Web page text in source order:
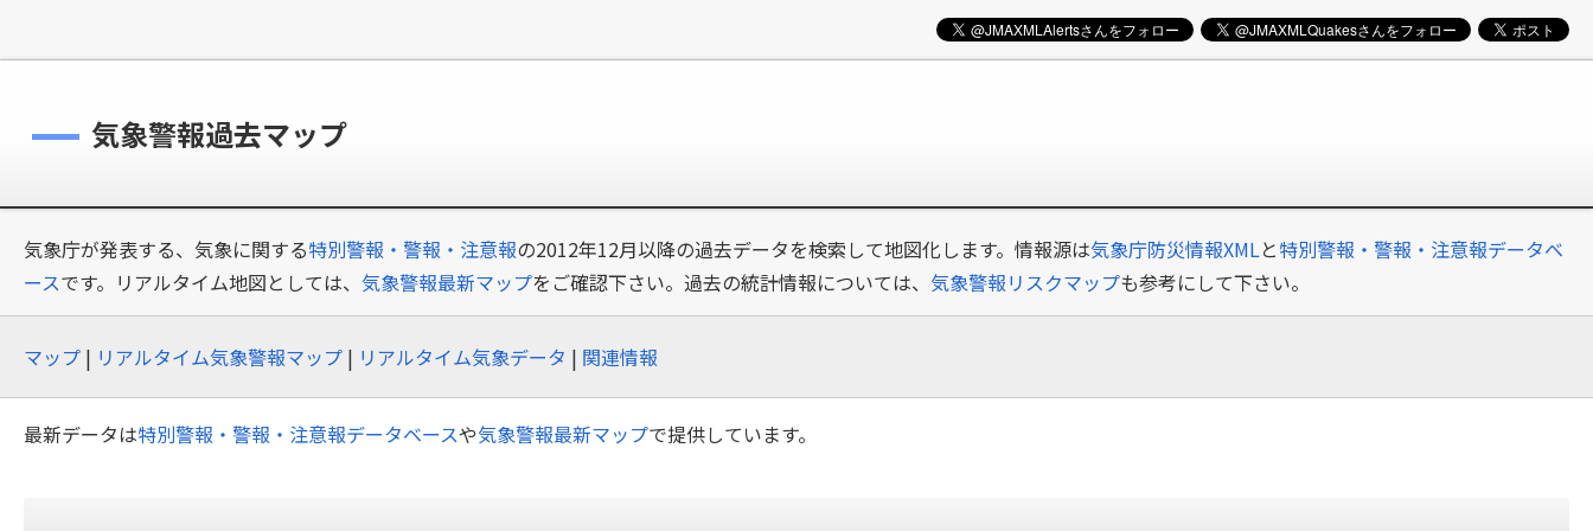
気象警報過去マップ
気象庁が発表する、気象に関する特別警報・警報・注意報の2012年12月以降の過去データを検索して地図化します。情報源は気象庁防災情報XMLと特別警報・警報・注意報データベ
ースです。リアルタイム地図としては、 気象警報最新マップをご確認下さい。過去の統計情報については、 気象警報リスクマップも参考にして下さい。
マップ | リアルタイム気象警報マップ | リアルタイム気象データ | 関連情報
最新データは特別警報・警報・注意報データベースや気象警報最新マップで提供しています。